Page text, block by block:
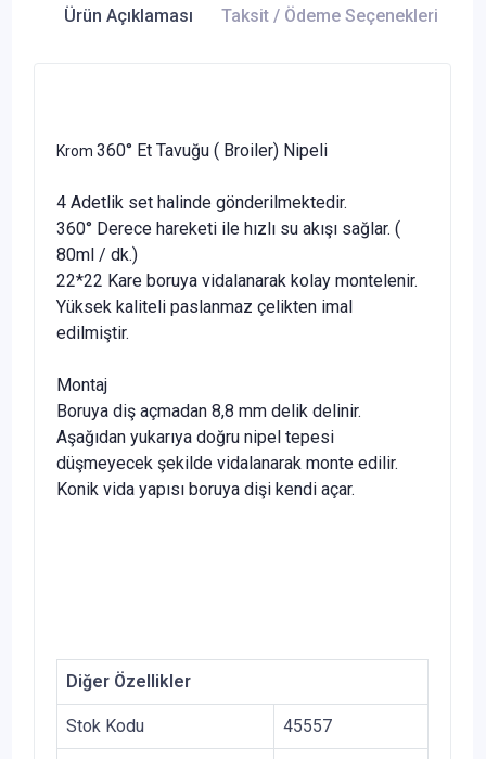
Ürün Açıklaması Taksit / Ödeme Seçenekleri
Krom 360° Et Tavuğu ( Broiler) Nipeli
4 Adetlik set halinde gönderilmektedir.
360° Derece hareketi ile hızlı su akışı sağlar. (
80ml / dk.)
22*22 Kare boruya vidalanarak kolay montelenir.
Yüksek kaliteli paslanmaz çelikten imal
edilmiştir.
Montaj
Boruya diş açmadan 8,8 mm delik delinir.
Aşağıdan yukarıya doğru nipel tepesi
düşmeyecek şekilde vidalanarak monte edilir.
Konik vida yapısı boruya dişi kendi açar.
Diğer Özellikler
Stok Kodu 45557